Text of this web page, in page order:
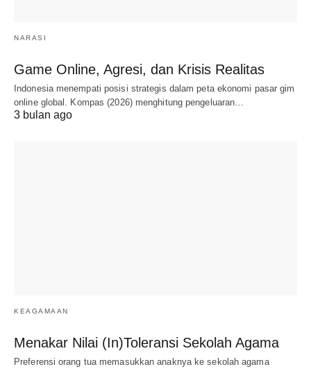
NARASI
Game Online, Agresi, dan Krisis Realitas
Indonesia menempati posisi strategis dalam peta ekonomi pasar gim
online global. Kompas (2026) menghitung pengeluaran…
3 bulan ago
KEAGAMAAN
Menakar Nilai (In)Toleransi Sekolah Agama
Preferensi orang tua memasukkan anaknya ke sekolah agama